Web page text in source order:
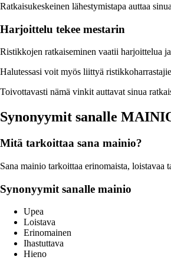
Ratkaisukeskeinen lähestymistapa auttaa
Harjoittelu tekee mestarin
Ristikkojen ratkaiseminen vaatii harjoittelua
Halutessasi voit myös liittyä
Toivottavasti nämä vinkit auttavat sinua
Synonyymit sanalle
Mitä tarkoittaa sana mainio?
Sana mainio tarkoittaa erinomaista,
Synonyymit sanalle mainio
Upea
Loistava
Erinomainen
Ihastuttava
Hieno